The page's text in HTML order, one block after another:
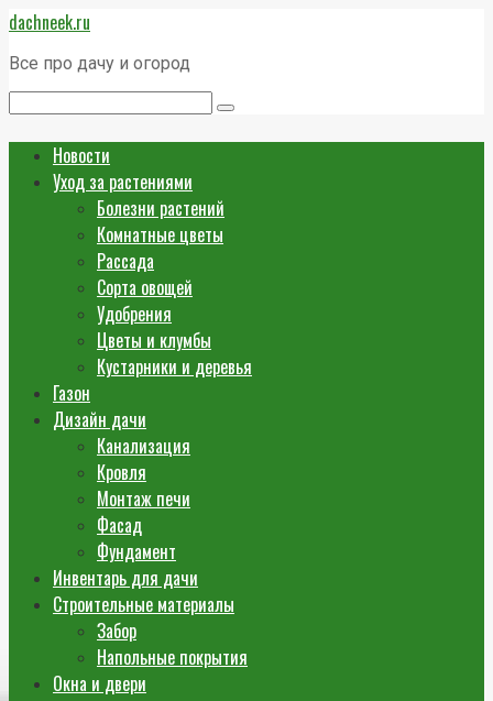
Перейти
к
контенту
dachneek.ru
Все про дачу и огород
Новости
Уход за растениями
Болезни растений
Комнатные цветы
Рассада
Сорта овощей
Удобрения
Цветы и клумбы
Кустарники и деревья
Газон
Дизайн дачи
Канализация
Кровля
Монтаж печи
Фасад
Фундамент
Инвентарь для дачи
Строительные материалы
Забор
Напольные покрытия
Окна и двери